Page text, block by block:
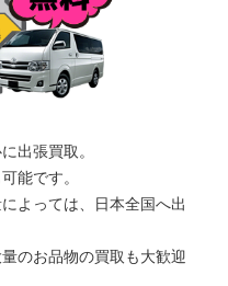
出張買取。
能です。
よっては、日本全国へ出
のお品物の買取も大歓迎